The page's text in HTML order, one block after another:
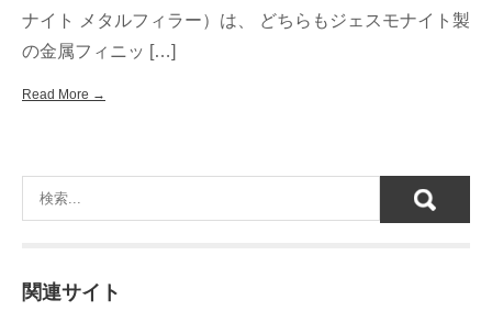
ナイト メタルフィラー）は、 どちらもジェスモナイト製
の金属フィニッ […]
Read More →
関連サイト